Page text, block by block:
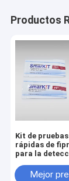
Productos
Kit de pruebas
rápidas de
para la
Mejor